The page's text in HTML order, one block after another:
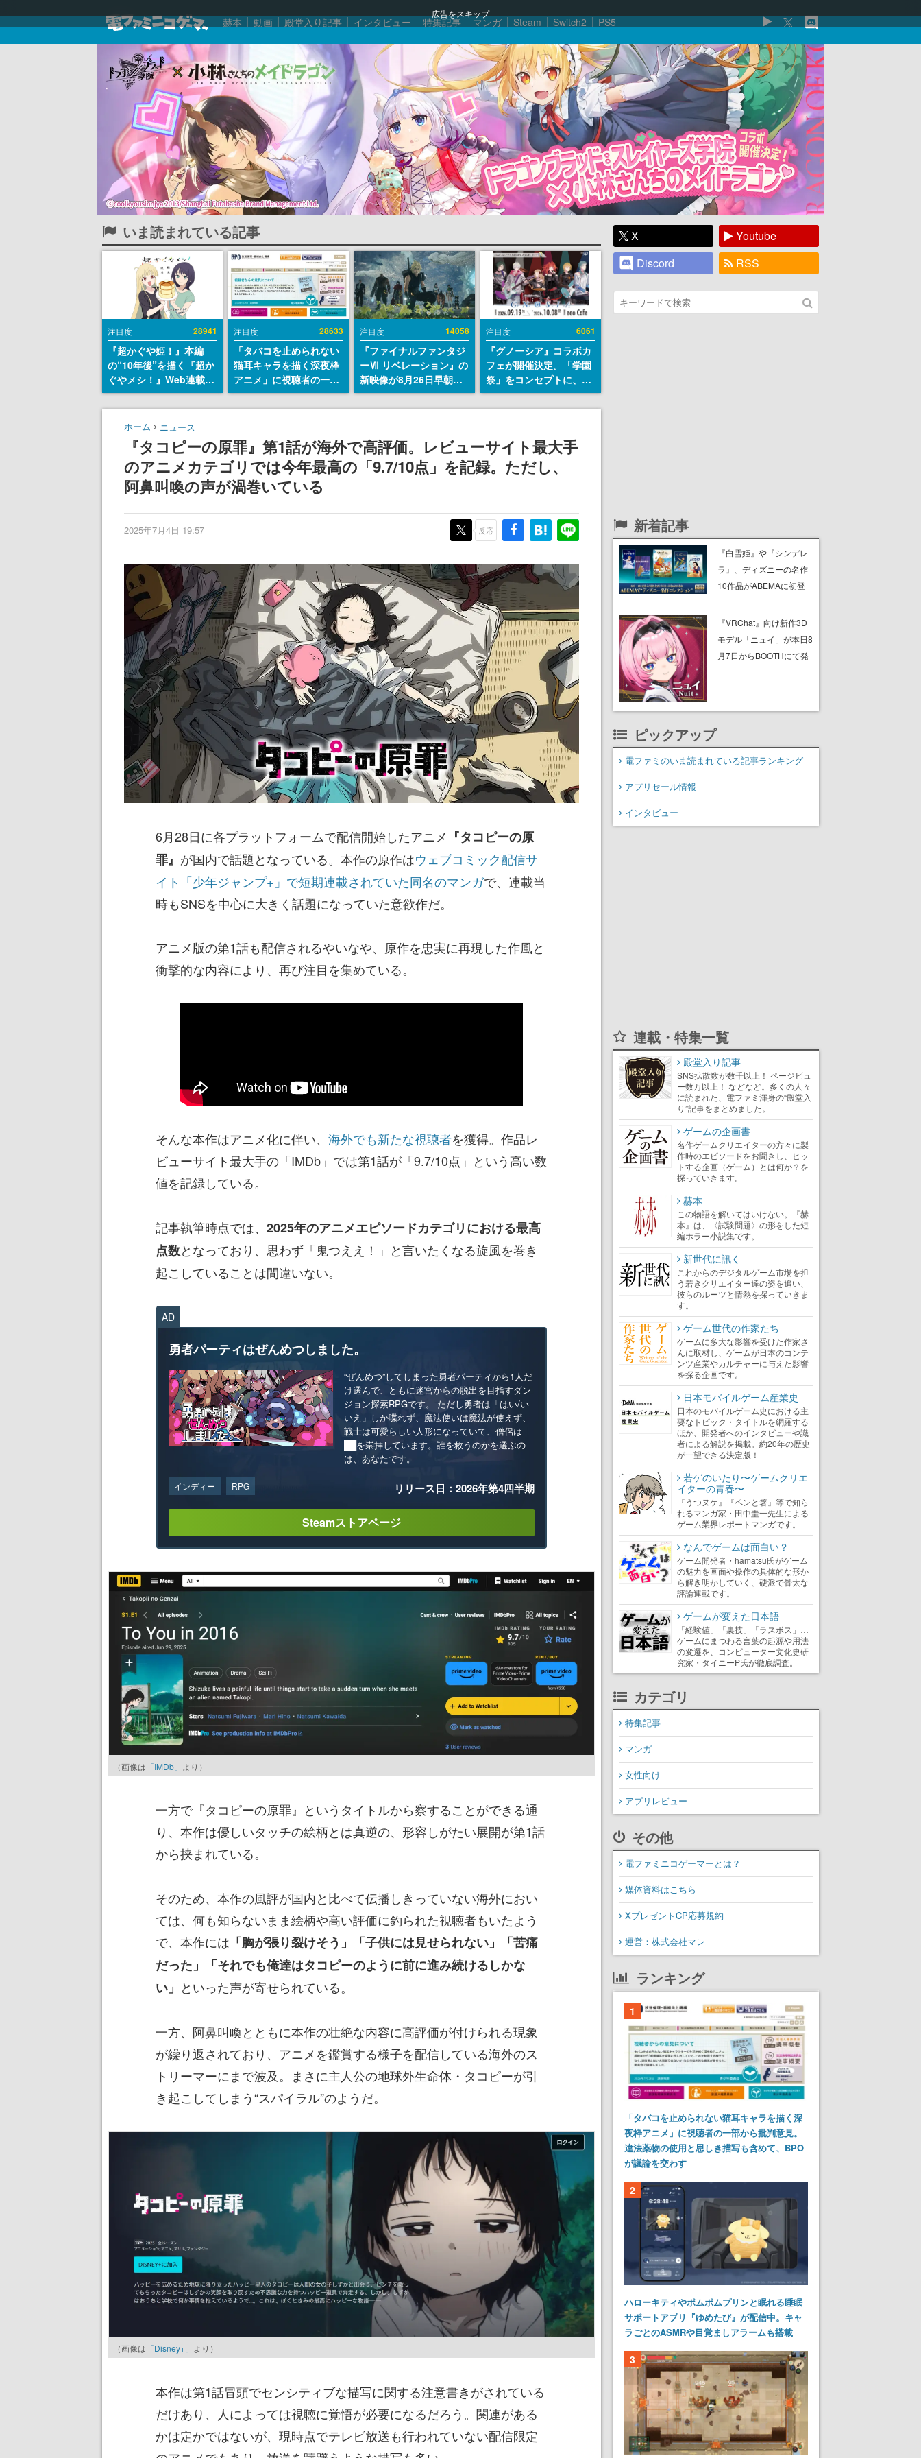
広告をスキップ
赫本 動画 殿堂入り記事 インタビュー 特集記事 マンガ Steam Switch2 PS5
いま読まれている記事
注目度 28941
『超かぐや姫！』本編
の“10年後”を描く『超か
ぐやメシ！』Web連載決
定。新たなWebマンガレ
ーベル「ビビビコミッ
ク」にて特別話が掲載ス
タート、あのお話には…
まだ続きがある！
注目度 28633
「タバコを止められない
猫耳キャラを描く深夜枠
アニメ」に視聴者の一部
から批判意見。違法薬物
の使用と思しき描写も含
す
注目度 14058
『ファイナルファンタジ
ーⅦ リベレーション』の
新映像が8月26日早朝に
公開へ。『FF7』リメイ
クシリーズの完結編、
ニングナイトライブにて
ディレクターの浜口直樹
氏が登壇する予定
注目度 6061
『グノーシア』コラボカ
フェが開催決定。「学園
祭」をコンセプトに、模
擬店やセツやSQ、ラキオ
たちが学祭バンドを楽し
ホーム ニュース
『タコピーの原罪』第1話が海外で高評価。レビューサイト最大手
のアニメカテゴリでは今年最高の「9.7/10点」を記録。ただし、
阿鼻叫喚の声が渦巻いている
2025年7月4日 19:57 反応
6月28日に各プラットフォームで配信開始したアニメ 『タコピーの原
罪』 が国内で話題となっている。本作の原作はウェブコミック配信サ
イト「少年ジャンプ+」で短期連載されていた同名のマンガで、連載当
時もSNSを中心に大きく話題になっていた意欲作だ。
アニメ版の第1話も配信されるやいなや、原作を忠実に再現した作風と
衝撃的な内容により、再び注目を集めている。
そんな本作はアニメ化に伴い、 海外でも新たな視聴者を獲得。作品レ
ビューサイト最大手の「IMDb」では第1話が「9.7/10点」という高い数
値を記録している。
記事執筆時点では、 2025年のアニメエピソードカテゴリにおける最高
点数となっており、思わず「鬼つええ！」と言いたくなる旋風を巻き
起こしていることは間違いない。
AD
勇者パーティはぜんめつしました。
“ぜんめつ”してしまった勇者パーティから1人だ
け選んで、ともに迷宮からの脱出を目指すダン
ジョン探索RPGです。 ただし勇者は「はい/い
いえ」しか喋れず、魔法使いは魔法が使えず、
戦士は可愛らしい人形になっていて、僧侶は
██を崇拝しています。誰を救うのかを選ぶの
は、あなたです。
インディー RPG リリース日：2026年第4四半期
Steamストアページ
（画像は 「IMDb」 より）
一方で『タコピーの原罪』というタイトルから察することができる通
り、本作は優しいタッチの絵柄とは真逆の、形容しがたい展開が第1話
から挟まれている。
そのため、本作の風評が国内と比べて伝播しきっていない海外におい
ては、何も知らないまま絵柄や高い評価に釣られた視聴者もいたよう
で、本作には 「胸が張り裂けそう」「子供には見せられない」「苦痛
だった」「それでも俺達はタコピーのように前に進み続けるしかな
い」 といった声が寄せられている。
一方、阿鼻叫喚とともに本作の壮絶な内容に高評価が付けられる現象
が繰り返されており、アニメを鑑賞する様子を配信している海外のス
トリーマーにまで波及。まさに主人公の地球外生命体・タコピーが引
き起こしてしまう“スパイラル”のようだ。
（画像は 「Disney+」 より）
本作は第1話冒頭でセンシティブな描写に関する注意書きがされている
だけあり、人によっては視聴に覚悟が必要になるだろう。関連がある
かは定かではないが、現時点でテレビ放送も行われていない配信限定
X
Youtube
Discord
RSS
新着記事
『白雪姫』や『シンデレ
ラ』、ディズニーの名作
10作品がABEMAに初登
ん』に『ピーター・パ
ン』、『くまのプーさ
ん』など、毎日1作品が午
『VRChat』向け新作3D
モデル「ニュイ」が本日8
月7日からBOOTHにて発
ピックアップ
電ファミのいま読まれている記事ランキング
アプリセール情報
インタビュー
連載・特集一覧
殿堂入り記事
SNS拡散数が数千以上！ ページビュ
ー数万以上！ などなど。多くの人々
に読まれた、電ファミ渾身の“殿堂入
り”記事をまとめました。
ゲームの企画書
名作ゲームクリエイターの方々に製
作時のエピソードをお聞きし、ヒッ
トする企画（ゲーム）とは何か？を
探っていきます。
赫本
この物語を解いてはいけない。『赫
本』は、〈試験問題〉の形をした短
編ホラー小説集です。
新世代に訊く
これからのデジタルゲーム市場を担
う若きクリエイター達の姿を追い、
彼らのルーツと情熱を探っていきま
す。
ゲーム世代の作家たち
ゲームに多大な影響を受けた作家さ
んに取材し、ゲームが日本のコンテ
ンツ産業やカルチャーに与えた影響
を探る企画です。
日本モバイルゲーム産業史
日本のモバイルゲーム史における主
要なトピック・タイトルを網羅する
ほか、開発者へのインタビューや識
者による解説を掲載。約20年の歴史
が一望できる決定版！
若ゲのいたり〜ゲームクリエ
イターの青春〜
『うつヌケ』『ペンと箸』等で知ら
れるマンガ家・田中圭一先生による
ゲーム業界レポートマンガです。
なんでゲームは面白い？
ゲーム開発者・hamatsu氏がゲーム
の魅力を画面や操作の具体的な形か
ら解き明かしていく、硬派で骨太な
評論連載です。
ゲームが変えた日本語
「経験値」「裏技」「ラスボス」…
ゲームにまつわる言葉の起源や用法
の変遷を、コンピューター文化史研
究家・タイニーP氏が徹底調査。
カテゴリ
特集記事
マンガ
女性向け
アプリレビュー
その他
電ファミニコゲーマーとは？
媒体資料はこちら
XプレゼントCP応募規約
運営：株式会社マレ
ランキング
1
「タバコを止められない猫耳キャラを描く深
夜枠アニメ」に視聴者の一部から批判意見。
違法薬物の使用と思しき描写も含めて、BPO
が議論を交わす
2
ハローキティやポムポムプリンと眠れる睡眠
サポートアプリ『ゆめたび』が配信中。キャ
ラごとのASMRや目覚ましアラームも搭載
3